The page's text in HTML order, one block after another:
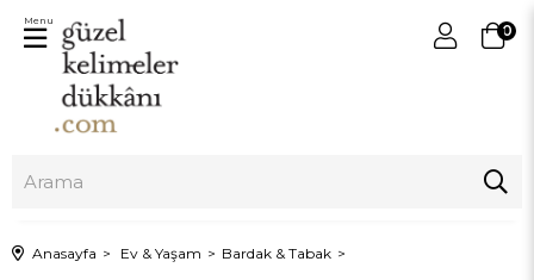
0
Menu
Anasayfa Ev & Yaşam Bardak & Tabak